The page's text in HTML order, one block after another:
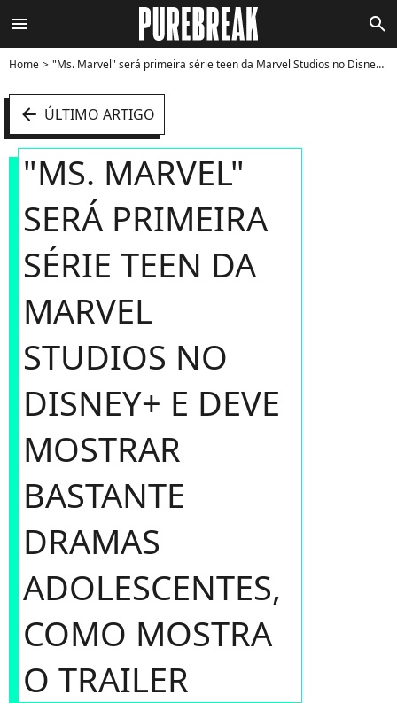
menu search
Home "Ms. Marvel" será primeira série teen da Marvel Studios no Disney+ e deve mostrar bastante dramas adolescentes, como mostra o trailer - Foto
arrow_left ÚLTIMO ARTIGO
"MS. MARVEL"
SERÁ PRIMEIRA
SÉRIE TEEN DA
MARVEL
STUDIOS NO
DISNEY+ E DEVE
MOSTRAR
BASTANTE
DRAMAS
ADOLESCENTES,
COMO MOSTRA
O TRAILER